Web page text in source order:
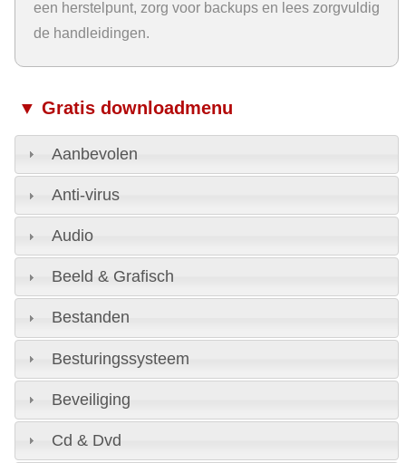
een herstelpunt, zorg voor backups en lees zorgvuldig
de handleidingen.
▼ Gratis downloadmenu
Aanbevolen
Anti-virus
Audio
Beeld & Grafisch
Bestanden
Besturingssysteem
Beveiliging
Cd & Dvd